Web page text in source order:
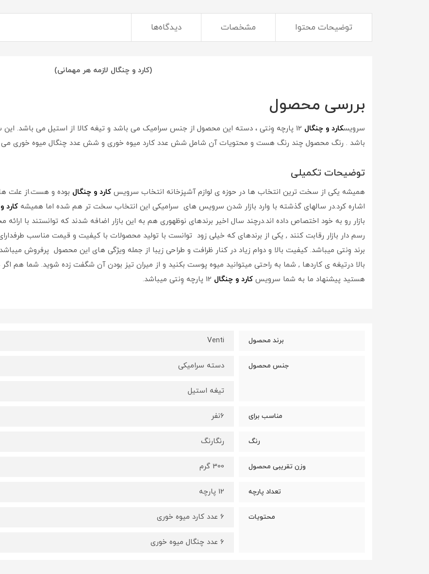
توضیحات محتوا مشخصات دیدگاه‌ها
(کارد و چنگال لازمه هر مهمانی)
بررسی محصول
سرویسکارد و چنگال
باشد . رنگ محصول چند رنگ هست و محتویات آن شامل شش عدد کارد میوه خوری و شش عدد چنگال میوه خوری می
توضیحات تکمیلی
همیشه یکی از سخت ترین انتخاب ها در حوزه ی لوازم آشپزخانه انتخاب سرویس کارد و چنگال بوده و هست.از علت
اشاره کرد.در سالهای گذشته با وارد بازار شدن سرویس های سرامیکی این انتخاب سخت تر هم شده اما همیشه کارد
بازار رو به خود اختصاص داده اند.درچند سال اخیر برندهای نوظهوری هم به این بازار اضافه شدند که توانستند با
رسم دار بازار رقابت کنند , یکی از برندهای که خیلی زود توانست با تولید محصولات با کیفیت و قیمت مناسب
برند وِنتی میباشد. کیفیت بالا و دوام زیاد در کنار ظرافت و طراحی زیبا از جمله ویژگی های این محصول پرفروش
بالا درتیغه ی کاردها , شما به راحتی میتوانید میوه پوست بکنید و از میران تیز بودن آن شگفت زده شوید. شما هم اگر
هستید پیشنهاد ما به شما سرویس کارد و چنگال
برند محصول Venti
جنس محصول دسته سرامیکی
تیغه استیل
مناسب برای 6نفر
رنگ رنگارنگ
وزن تقریبی محصول 300 گرم
تعداد پارچه 12 پارچه
محتویات 6 عدد کارد میوه خوری
6 عدد چنگال میوه خوری